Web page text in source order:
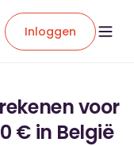
Inloggen
voor
€ in België